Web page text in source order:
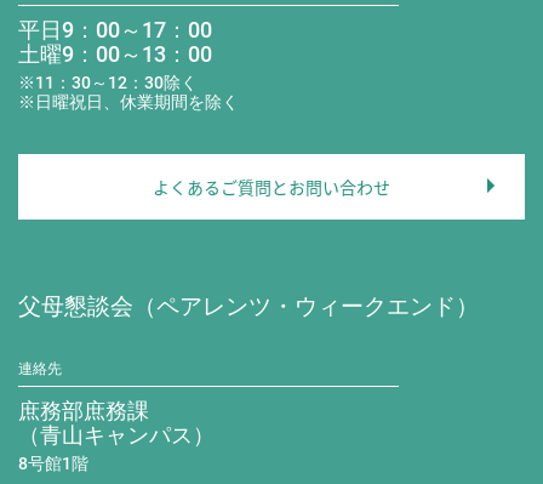
平日9：00～17：00
土曜9：00～13：00
※11：30～12：30除く
※日曜祝日、休業期間を除く
よくあるご質問とお問い合わせ
父母懇談会（ペアレンツ・ウィークエンド）
連絡先
庶務部庶務課
（青山キャンパス）
8号館1階